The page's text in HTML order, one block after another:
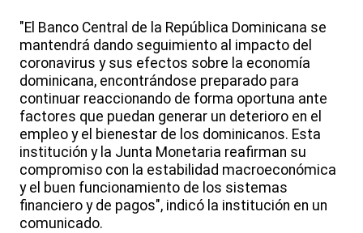
"El Banco Central de la República Dominicana se
mantendrá dando seguimiento al impacto del
coronavirus y sus efectos sobre la economía
dominicana, encontrándose preparado para
continuar reaccionando de forma oportuna ante
factores que puedan generar un deterioro en el
empleo y el bienestar de los dominicanos. Esta
institución y la Junta Monetaria reafirman su
compromiso con la estabilidad macroeconómica
y el buen funcionamiento de los sistemas
financiero y de pagos", indicó la institución en un
comunicado.